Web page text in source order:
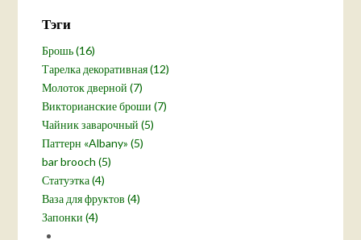
Тэги
Брошь (16)
Тарелка декоративная (12)
Молоток дверной (7)
Викторианские броши (7)
Чайник заварочный (5)
Паттерн «Albany» (5)
bar brooch (5)
Статуэтка (4)
Ваза для фруктов (4)
Запонки (4)